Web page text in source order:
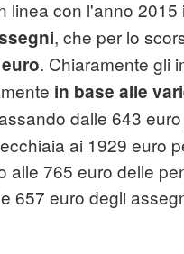
linea con l'anno 2015
, che per lo
. Chiaramente gli
in base alle
dalle 643
ai 1929 euro
alle 765 euro delle
657 euro degli